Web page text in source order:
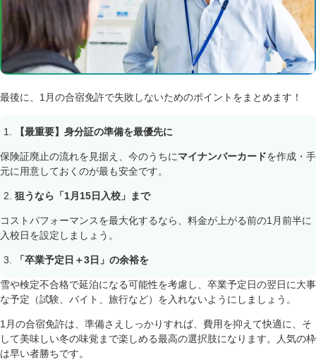
最後に、1月の合宿免許で失敗しないためのポイントをまとめます！
【最重要】身分証の準備を最優先に
保険証廃止の流れを見据え、今のうちにマイナンバーカードを作成・手
元に用意しておくのが最も安全です。
狙うなら「1月15日入校」まで
コストパフォーマンスを最大化するなら、料金が上がる前の1月前半に
入校日を設定しましょう。
「卒業予定日＋3日」の余裕を
雪や検定不合格で延泊になる可能性を考慮し、卒業予定日の翌日に大事
な予定（試験、バイト、旅行など）を入れないようにしましょう。
1月の合宿免許は、準備さえしっかりすれば、費用を抑えて快適に、そ
して美味しい冬の味覚まで楽しめる最高の選択肢になります。人気の枠
は早い者勝ちです。